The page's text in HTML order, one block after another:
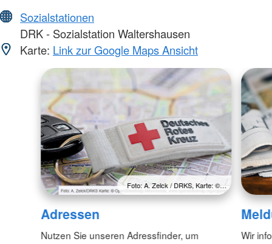
Sozialstationen
DRK - Sozialstation Waltershausen
Karte: Link zur Google Maps Ansicht
Foto: A. Zelck / DRKS, Karte: ©…
Adressen
Nutzen Sie unseren Adressfinder, um
Wir